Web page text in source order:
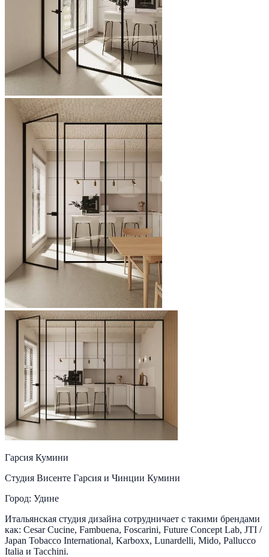
Гарсия Кумини
Студия Висенте Гарсия и Чинции Кумини
Город: Удине
Итальянская студия дизайна сотрудничает с такими брендами
как: Cesar Cucine, Fambuena, Foscarini, Future Concept Lab, JTI /
Japan Tobacco International, Karboxx, Lunardelli, Mido, Pallucco
Italia и Tacchini.